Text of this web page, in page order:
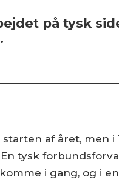
på tysk
af året, men i
tysk
i gang, og i